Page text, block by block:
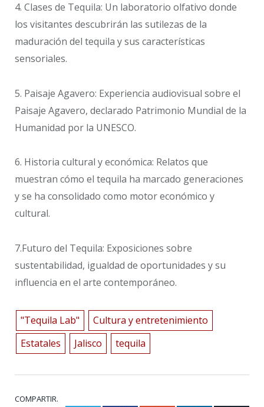
4.​ Clases de Tequila: Un laboratorio olfativo donde
los visitantes descubrirán las sutilezas de la
maduración del tequila y sus características
sensoriales.
5. ​Paisaje Agavero: Experiencia audiovisual sobre el
Paisaje Agavero, declarado Patrimonio Mundial de la
Humanidad por la UNESCO.
6. ​Historia cultural y económica: Relatos que
muestran cómo el tequila ha marcado generaciones
y se ha consolidado como motor económico y
cultural.
7.​Futuro del Tequila: Exposiciones sobre
sustentabilidad, igualdad de oportunidades y su
influencia en el arte contemporáneo.
"Tequila Lab"
Cultura y entretenimiento
Estatales
Jalisco tequila
COMPARTIR.